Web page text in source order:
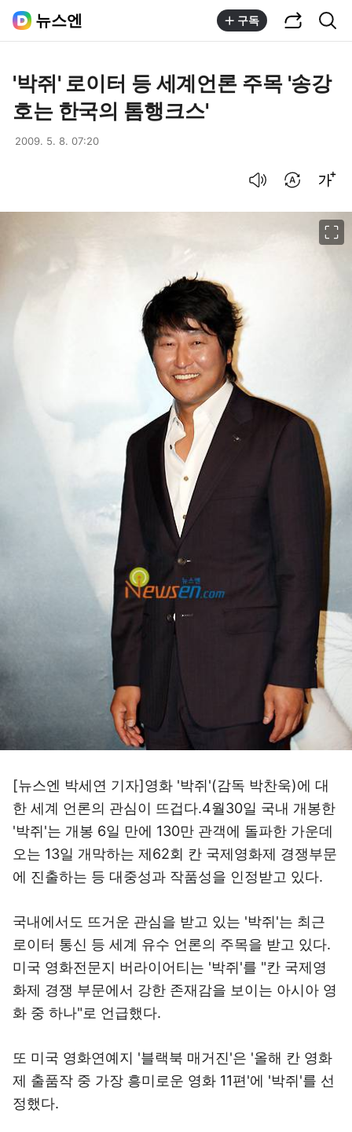
뉴스엔 구독
'박쥐' 로이터 등 세계언론 주목 '송강
호는 한국의 톰행크스'
2009. 5. 8. 07:20
[뉴스엔 박세연 기자]영화 '박쥐'(감독 박찬욱)에 대
한 세계 언론의 관심이 뜨겁다.4월30일 국내 개봉한
'박쥐'는 개봉 6일 만에 130만 관객에 돌파한 가운데
오는 13일 개막하는 제62회 칸 국제영화제 경쟁부문
에 진출하는 등 대중성과 작품성을 인정받고 있다.
국내에서도 뜨거운 관심을 받고 있는 '박쥐'는 최근
로이터 통신 등 세계 유수 언론의 주목을 받고 있다.
미국 영화전문지 버라이어티는 '박쥐'를 "칸 국제영
화제 경쟁 부문에서 강한 존재감을 보이는 아시아 영
화 중 하나"로 언급했다.
또 미국 영화연예지 '블랙북 매거진'은 '올해 칸 영화
제 출품작 중 가장 흥미로운 영화 11편'에 '박쥐'를 선
정했다.